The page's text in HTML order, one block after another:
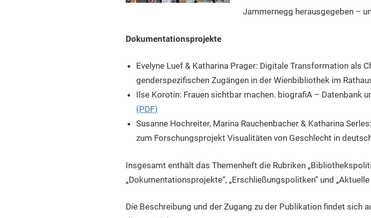
Jammernegg herausgegeben –
Dokumentationsprojekte
Evelyne Luef & Katharina Prager: Digitale Transformation als
genderspezifischen Zugängen in der Wienbibliothek im
Ilse Korotin: Frauen sichtbar machen. biografiA – Datenbank
(PDF)
Susanne Hochreiter, Marina Rauchenbacher & Katharina
zum Forschungsprojekt Visualitäten von Geschlecht in
Insgesamt enthält das Themenheft die Rubriken
„Dokumentationsprojekte“, „Erschließungspolitken“ und
Die Beschreibung und der Zugang zu der Publikation findet sich